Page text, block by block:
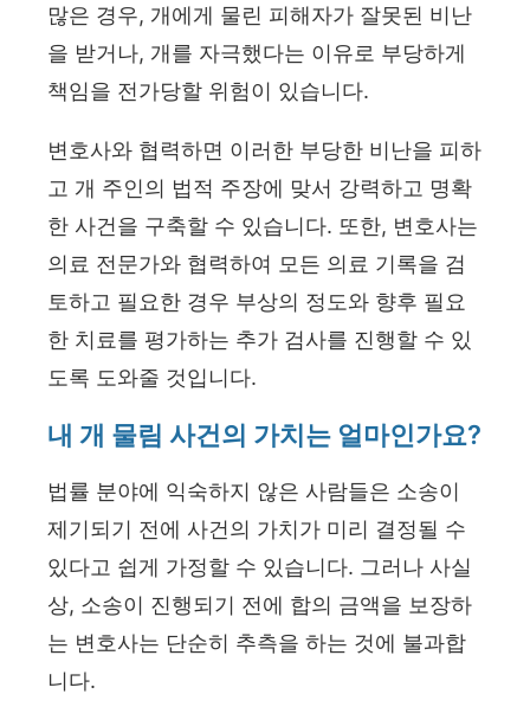
많은 경우, 개에게 물린 피해자가 잘못된 비난
을 받거나, 개를 자극했다는 이유로 부당하게
책임을 전가당할 위험이 있습니다.
변호사와 협력하면 이러한 부당한 비난을 피하
고 개 주인의 법적 주장에 맞서 강력하고 명확
한 사건을 구축할 수 있습니다. 또한, 변호사는
의료 전문가와 협력하여 모든 의료 기록을 검
토하고 필요한 경우 부상의 정도와 향후 필요
한 치료를 평가하는 추가 검사를 진행할 수 있
도록 도와줄 것입니다.
내 개 물림 사건의 가치는 얼마인가요?
법률 분야에 익숙하지 않은 사람들은 소송이
제기되기 전에 사건의 가치가 미리 결정될 수
있다고 쉽게 가정할 수 있습니다. 그러나 사실
상, 소송이 진행되기 전에 합의 금액을 보장하
는 변호사는 단순히 추측을 하는 것에 불과합
니다.